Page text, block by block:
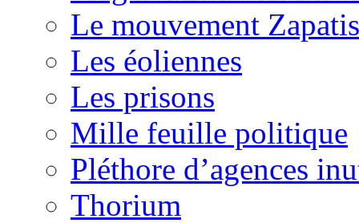
Le mouvement
Les éoliennes
Les prisons
Mille feuille politique
Pléthore d’agences
Thorium